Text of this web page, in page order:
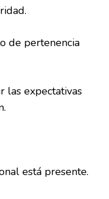
pertenencia
expectativas
está presente.